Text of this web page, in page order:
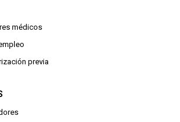
médicos(Se abre una ventana nueva)
(Se abre una ventana nueva)
previa(Se abre una ventana nueva)